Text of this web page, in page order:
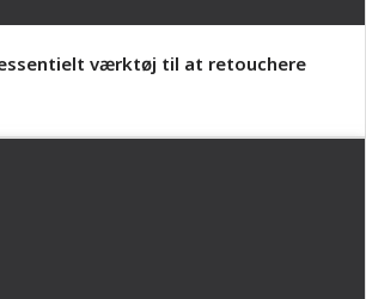
værktøj til at retouchere